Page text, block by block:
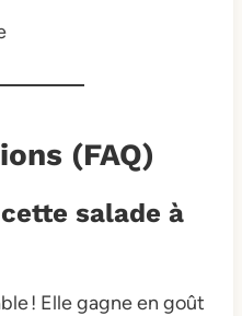
(FAQ)
salade à
! Elle gagne en goût